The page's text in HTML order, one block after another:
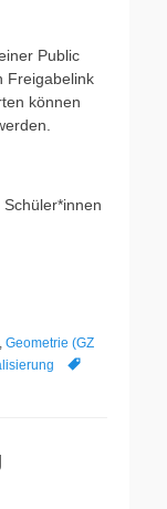
Public
Freigabelink
können
, Geometrie (GZ
Schlagworte